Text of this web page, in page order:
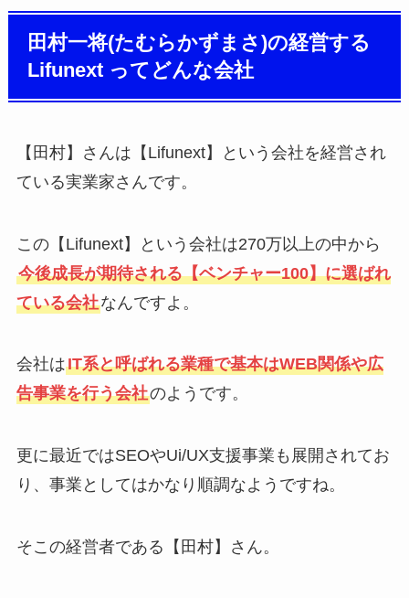
田村一将(たむらかずまさ)の経営する
Lifunext ってどんな会社
【田村】さんは【Lifunext】という会社を経営され
ている実業家さんです。
この【Lifunext】という会社は270万以上の中から
今後成長が期待される【ベンチャー100】に選ばれ
ている会社なんですよ。
会社はIT系と呼ばれる業種で基本はWEB関係や広
告事業を行う会社のようです。
更に最近ではSEOやUi/UX支援事業も展開されてお
り、事業としてはかなり順調なようですね。
そこの経営者である【田村】さん。